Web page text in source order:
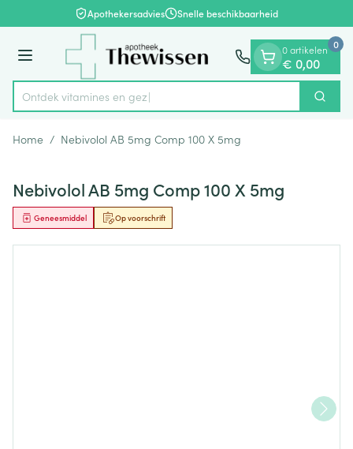
Ga naar de inhoudApothekersadvies Snelle beschikbaarheid
Menu
Product, merk, categorie...
Ontdek vitamines en gezondh Zoek
0 artikelen
€ 0,00
0
Home / Nebivolol AB 5mg Comp 100 X 5mg
Nebivolol AB 5mg Comp 100 X 5mg
Op voorschrift
Geneesmiddel